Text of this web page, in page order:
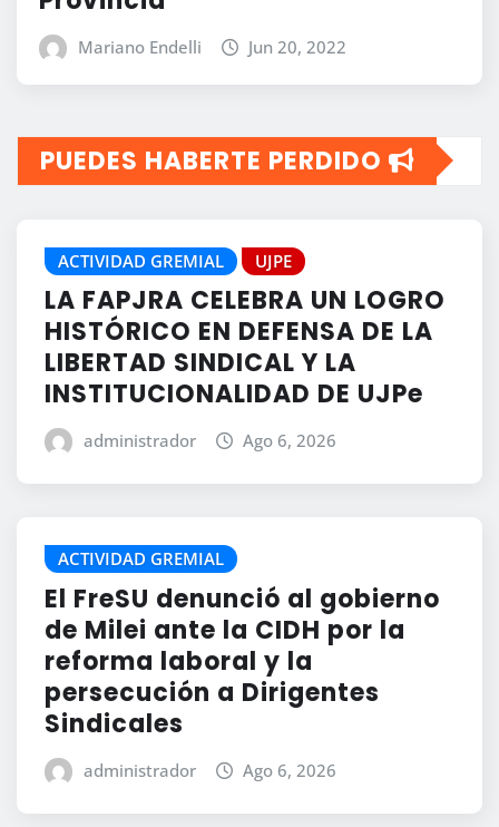
Mariano Endelli Jun 20, 2022
PUEDES HABERTE PERDIDO
ACTIVIDAD GREMIAL UJPE
LA FAPJRA CELEBRA UN LOGRO
HISTÓRICO EN DEFENSA DE LA
LIBERTAD SINDICAL Y LA
INSTITUCIONALIDAD DE UJPe
administrador Ago 6, 2026
ACTIVIDAD GREMIAL
El FreSU denunció al gobierno
de Milei ante la CIDH por la
reforma laboral y la
persecución a Dirigentes
Sindicales
administrador Ago 6, 2026